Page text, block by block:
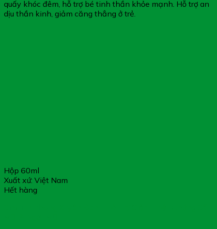
quấy khóc đêm, hỗ trợ bé tinh thần khỏe mạnh. Hỗ trợ an
dịu thần kinh, giảm căng thẳng ở trẻ.
Hộp 60ml
Xuất xứ: Việt Nam
Hết hàng